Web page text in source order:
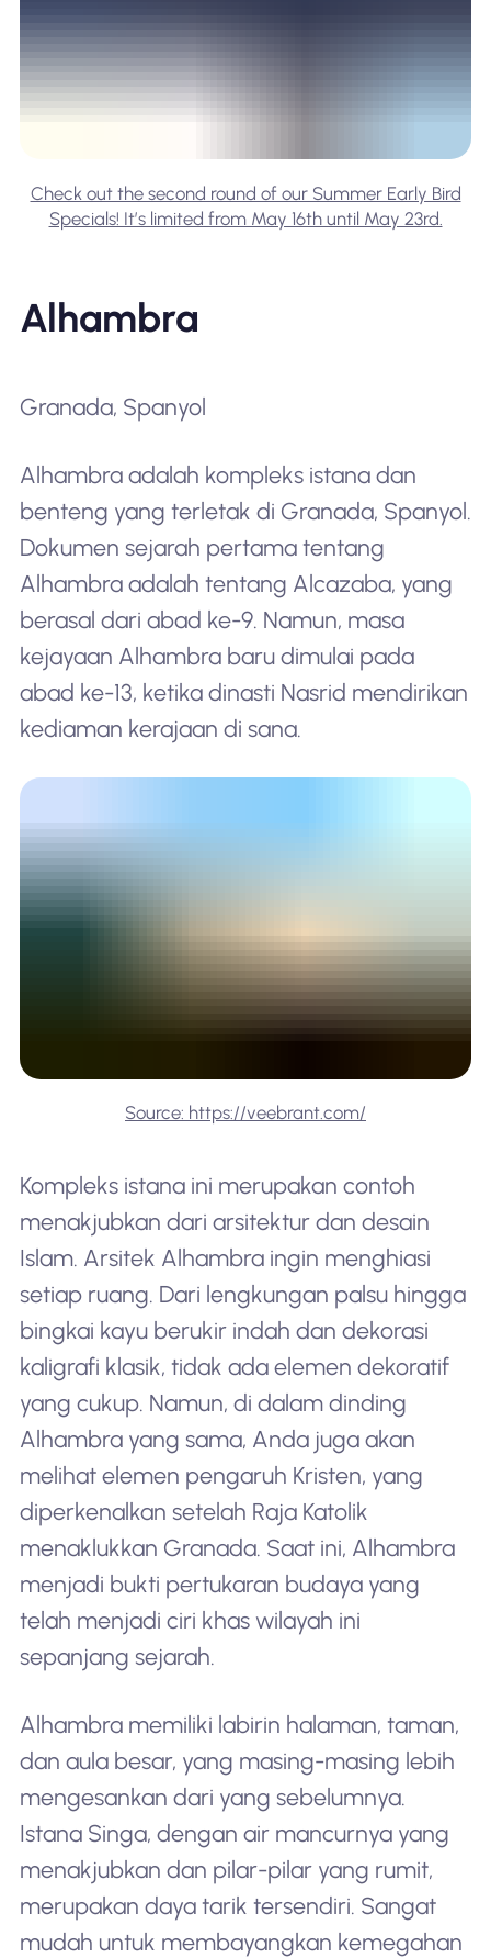
Check out the second round of our Summer Early Bird
Specials! It’s limited from May 16th until May 23rd.
Alhambra
Granada, Spanyol
Alhambra adalah kompleks istana dan
benteng yang terletak di Granada, Spanyol.
Dokumen sejarah pertama tentang
Alhambra adalah tentang Alcazaba, yang
berasal dari abad ke-9. Namun, masa
kejayaan Alhambra baru dimulai pada
abad ke-13, ketika dinasti Nasrid mendirikan
kediaman kerajaan di sana.
Source: https://veebrant.com/
Kompleks istana ini merupakan contoh
menakjubkan dari arsitektur dan desain
Islam. Arsitek Alhambra ingin menghiasi
setiap ruang. Dari lengkungan palsu hingga
bingkai kayu berukir indah dan dekorasi
kaligrafi klasik, tidak ada elemen dekoratif
yang cukup. Namun, di dalam dinding
Alhambra yang sama, Anda juga akan
melihat elemen pengaruh Kristen, yang
diperkenalkan setelah Raja Katolik
menaklukkan Granada. Saat ini, Alhambra
menjadi bukti pertukaran budaya yang
telah menjadi ciri khas wilayah ini
sepanjang sejarah.
Alhambra memiliki labirin halaman, taman,
dan aula besar, yang masing-masing lebih
mengesankan dari yang sebelumnya.
Istana Singa, dengan air mancurnya yang
menakjubkan dan pilar-pilar yang rumit,
merupakan daya tarik tersendiri. Sangat
mudah untuk membayangkan kemegahan